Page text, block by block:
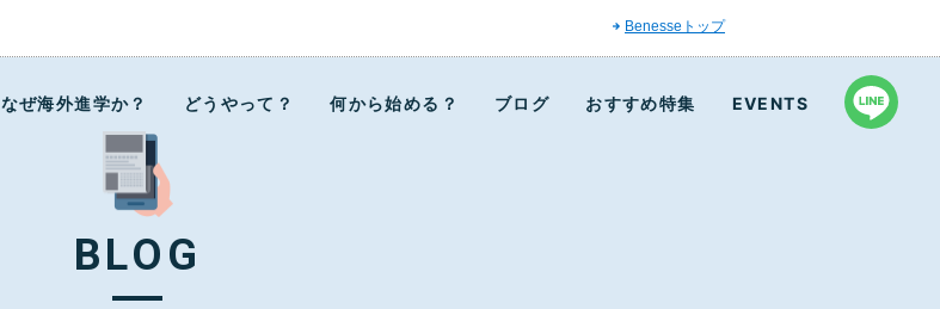
Benesseトップ
なぜ海外進学か？ どうやって？ 何から始める？ ブログ おすすめ特集 EVENTS
BLOG